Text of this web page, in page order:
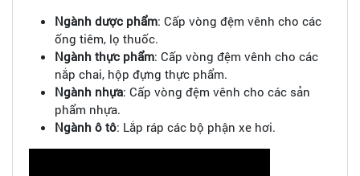
Ngành dược phẩm: Cấp vòng đệm vênh cho các
ống tiêm, lọ thuốc.
Ngành thực phẩm: Cấp vòng đệm vênh cho các
nắp chai, hộp đựng thực phẩm.
Ngành nhựa: Cấp vòng đệm vênh cho các sản
phẩm nhựa.
Ngành ô tô: Lắp ráp các bộ phận xe hơi.